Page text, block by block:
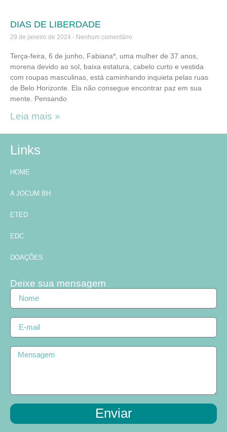
DIAS DE LIBERDADE
29 de janeiro de 2024 Nenhum comentário
Terça-feira, 6 de junho, Fabiana*, uma mulher de 37 anos,
morena devido ao sol, baixa estatura, cabelo curto e vestida
com roupas masculinas, está caminhando inquieta pelas ruas
de Belo Horizonte. Ela não consegue encontrar paz em sua
mente. Pensando
Leia mais »
Links
HOME
A JOCUM BH
ETED
EDC
DOAÇÕES
Deixe sua mensagem
Enviar